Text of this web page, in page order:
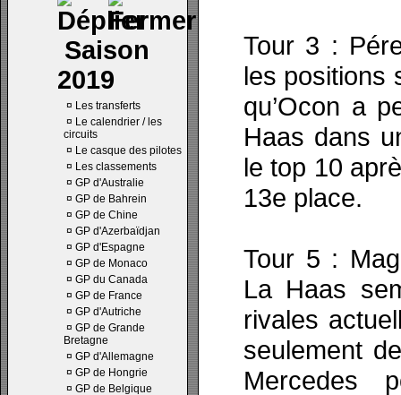
Saison
2019
¤ Les transferts
¤ Le calendrier / les
circuits
¤ Le casque des pilotes
¤ Les classements
¤ GP d'Australie
¤ GP de Bahrein
¤ GP de Chine
¤ GP d'Azerbaïdjan
¤ GP d'Espagne
¤ GP de Monaco
¤ GP du Canada
¤ GP de France
¤ GP d'Autriche
¤ GP de Grande
Bretagne
¤ GP d'Allemagne
¤ GP de Hongrie
¤ GP de Belgique
Tour 3 :
les positions
qu’Ocon a
Haas dans
le top 10
13e place.
Tour 5 :
La Haas
rivales
seulement
Mercedes